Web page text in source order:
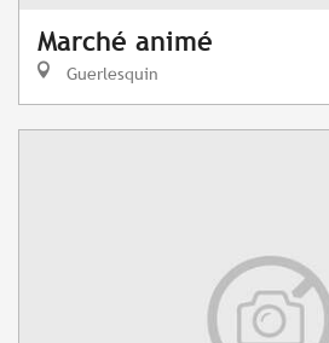
Marché animé
Guerlesquin